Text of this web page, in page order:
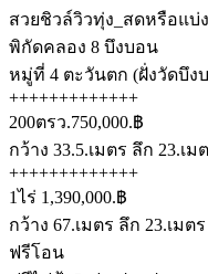
สวยชิวล์วิวทุ่ง_สดหรือแ
พิกัดคลอง 8 บึงบอน
หมู่ที่ 4 ตะวันตก (ฝั่งวัดบึงบ
+++++++++++++
200ตรว.750,000.฿
กว้าง 33.5.เมตร ลึก 23.เม
+++++++++++++
1ไร่ 1,390,000.฿
กว้าง 67.เมตร ลึก 23.เมตร
ฟรีโอน